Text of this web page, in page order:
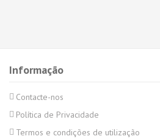
Informação
Contacte-nos
Política de Privacidade
Termos e condições de utilização